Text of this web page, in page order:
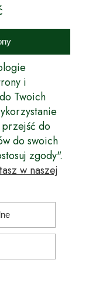
to inicjatywa
wprowadzenie na
ozdobnych oraz
małych, jak
- wspaniałe
i owocowych,
są
plantatorów.
drzewka cechuje
naszego klimatu
sklepu
drzewka
borówka
odmiany śliwek
się o tym
i
Twoich
do
do swoich
zgody".
w naszej